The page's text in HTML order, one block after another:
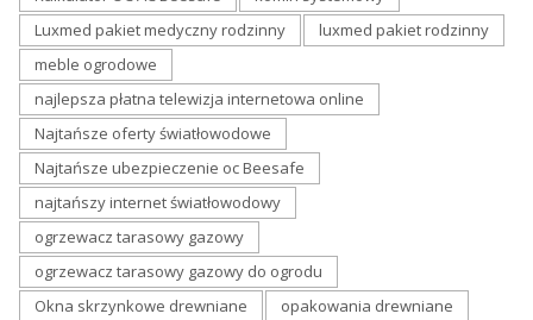
Luxmed pakiet medyczny rodzinny
luxmed pakiet rodzinny
meble ogrodowe
najlepsza płatna telewizja internetowa online
Najtańsze oferty światłowodowe
Najtańsze ubezpieczenie oc Beesafe
najtańszy internet światłowodowy
ogrzewacz tarasowy gazowy
ogrzewacz tarasowy gazowy do ogrodu
Okna skrzynkowe drewniane
opakowania drewniane